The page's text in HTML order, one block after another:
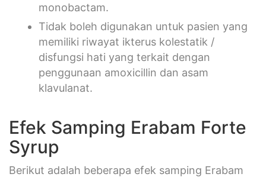
monobactam.
Tidak boleh digunakan untuk pasien yang
memiliki riwayat ikterus kolestatik /
disfungsi hati yang terkait dengan
penggunaan amoxicillin dan asam
klavulanat.
Efek Samping Erabam Forte
Syrup
Berikut adalah beberapa efek samping Erabam